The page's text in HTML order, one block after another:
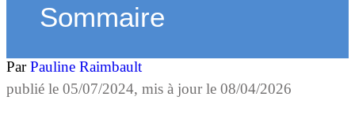
Sommaire
ParPauline Raimbault
publié le 05/07/2024, mis à jour le 08/04/2026